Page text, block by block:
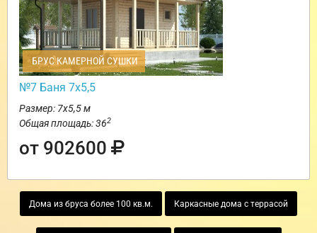
БРУС КАМЕРНОЙ СУШКИ
№7 Баня 7х5,5
Размер: 7х5,5 м
Общая площадь: 362
от 902600
Дома из бруса более 100 кв.м. Каркасные дома с террасой